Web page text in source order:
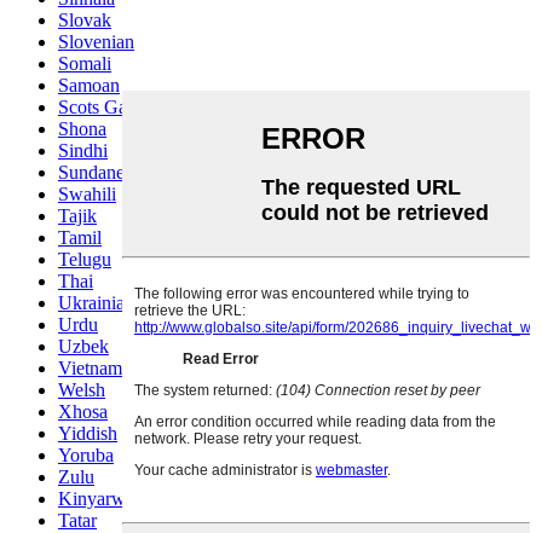
Slovak
Slovenian
Somali
Samoan
Scots Gaelic
Shona
Sindhi
Sundanese
Swahili
Tajik
Tamil
Telugu
Thai
Ukrainian
Urdu
Uzbek
Vietnamese
Welsh
Xhosa
Yiddish
Yoruba
Zulu
Kinyarwanda
Tatar